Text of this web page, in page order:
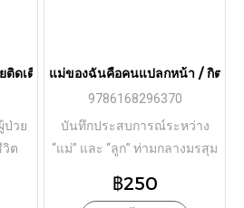
ติดเตียง (ฉบับปรับปรุง) / โยะเนะยะมะ
ป่วย
วิต
แม่ของฉันคือคนแปลกหน้า / กิตติศั
9786168296370
บันทึกประสบการณ์ระหว่าง
“แม่” และ “ลูก” ท่ามกลางมรสุม
฿250